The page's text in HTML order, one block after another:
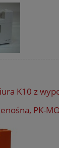
K10 z
PK-